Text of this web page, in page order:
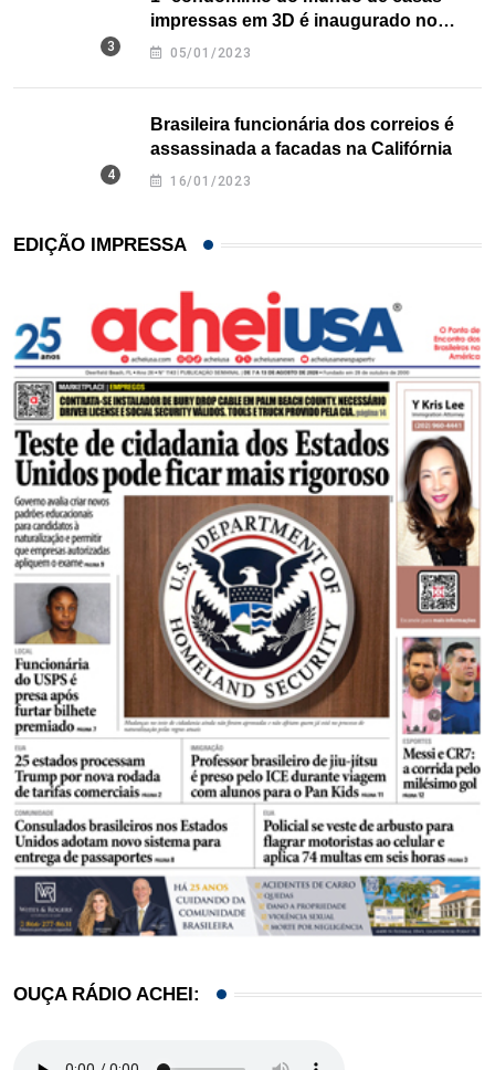
impressas em 3D é inaugurado no
Texas
05/01/2023
Brasileira funcionária dos correios é
assassinada a facadas na Califórnia
16/01/2023
EDIÇÃO IMPRESSA
OUÇA RÁDIO ACHEI: